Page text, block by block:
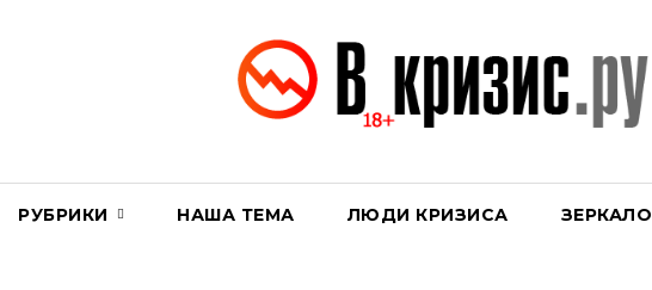
РУБРИКИ НАША ТЕМА ЛЮДИ КРИЗИСА ЗЕРКАЛО